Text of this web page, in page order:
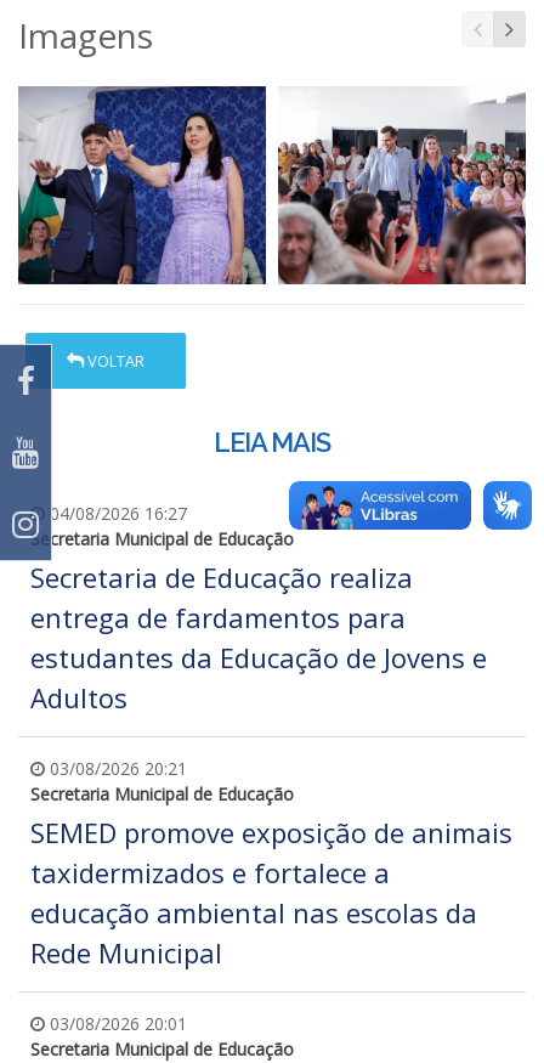
Imagens
VOLTAR
LEIA MAIS
04/08/2026 16:27
Secretaria Municipal de Educação
Secretaria de Educação realiza
entrega de fardamentos para
estudantes da Educação de Jovens e
Adultos
03/08/2026 20:21
Secretaria Municipal de Educação
SEMED promove exposição de animais
taxidermizados e fortalece a
educação ambiental nas escolas da
Rede Municipal
03/08/2026 20:01
Secretaria Municipal de Educação